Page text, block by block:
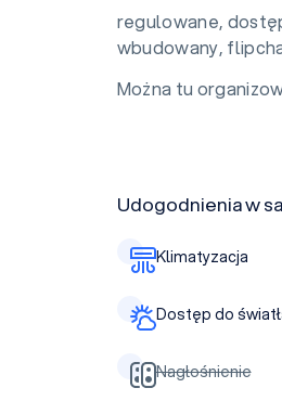
regulowane,
wbudowany,
Można tu
Udogodnienia w
Klimatyzacja
Dostęp do
Nagłośnienie